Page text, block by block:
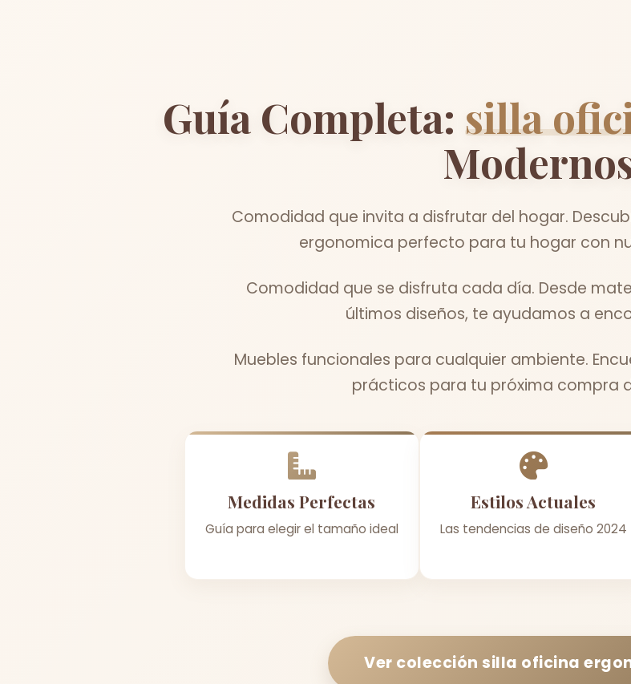
Guía Completa: silla
Comodidad que invita a disfrutar del hogar.
ergonomica perfecto para tu hogar con
Comodidad que se disfruta cada día. Desde
últimos diseños, te ayudamos a
Muebles funcionales para cualquier ambiente.
prácticos para tu próxima compra
Medidas Perfectas
Guía para elegir el tamaño ideal
Estilos Actuales
Las tendencias de diseño 2024
Ver colección silla oficina